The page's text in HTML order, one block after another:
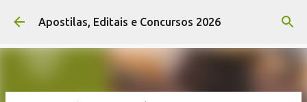
Pular para o conteúdo principal
Apostilas, Editais e Concursos 2026